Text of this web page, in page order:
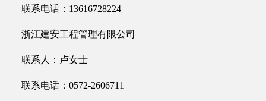
联系电话： 13616728224
浙江建安工程管理有限公司
联系人： 卢女士
联系电话： 0572-2606711